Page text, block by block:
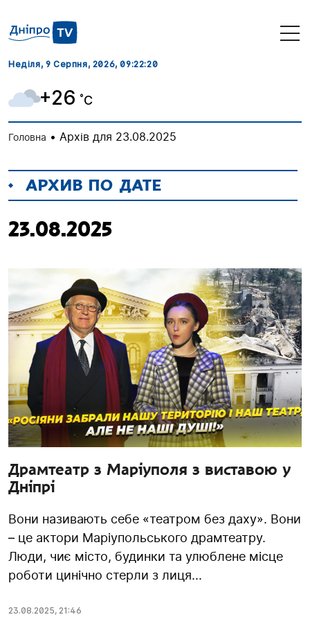
Неділя, 9 Серпня, 2026, 09:22:21
+26 ˚C
Головна • Архів для 23.08.2025
АРХИВ ПО ДАТЕ
23.08.2025
Драмтеатр з Маріуполя з виставою у
Дніпрі
Вони називають себе «театром без даху». Вони
– це актори Маріупольського драмтеатру.
Люди, чиє місто, будинки та улюблене місце
роботи цинічно стерли з лиця...
23.08.2025, 21:46